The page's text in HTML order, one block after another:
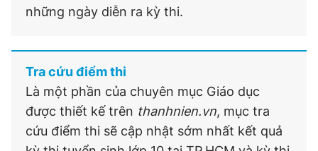
những ngày diễn ra kỳ thi.
Tra cứu điểm thi
Là một phần của chuyên mục Giáo dục
được thiết kế trên thanhnien.vn, mục tra
cứu điểm thi sẽ cập nhật sớm nhất kết quả